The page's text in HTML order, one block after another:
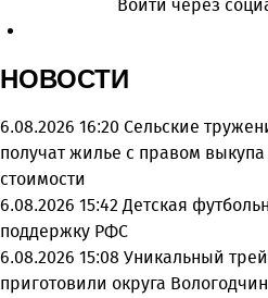
Войти через
НОВОСТИ
6.08.2026 16:20 Сельские
получат жилье с правом
стоимости
6.08.2026 15:42 Детская
поддержку РФС
6.08.2026 15:08 Уникальный
приготовили округа